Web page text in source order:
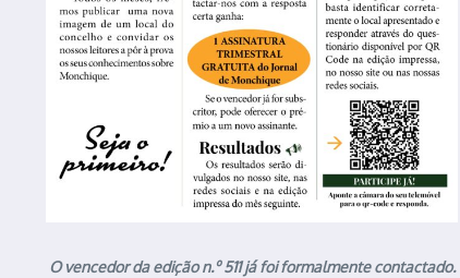
O vencedor da edição n.º 511 já foi formalmente contactado.